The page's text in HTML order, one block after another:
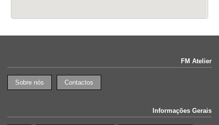
FM Atelier
Sobre nós Contactos
Informações Gerais